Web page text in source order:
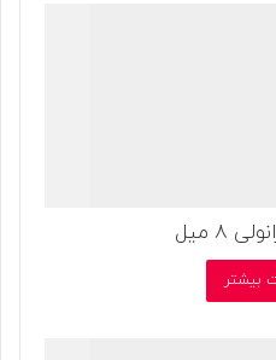
8 میل
بیشتر